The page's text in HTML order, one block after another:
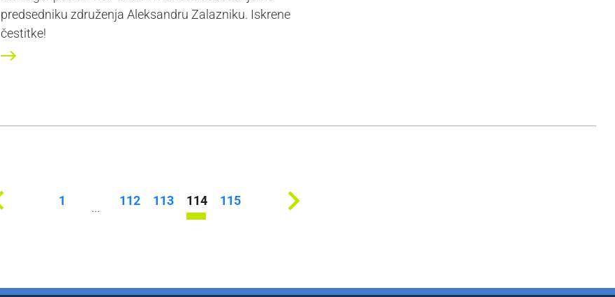
predsedniku združenja Aleksandru Zalazniku. Iskrene
čestitke!
1 ... 112 113 114 115